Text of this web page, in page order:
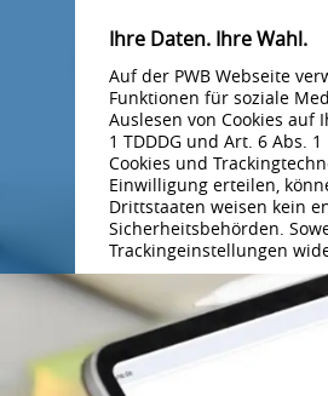
Ihre Daten. Ihre Wahl.
Auf der PWB Webseite
Funktionen für soziale
Auslesen von Cookies
1 TDDDG und Art. 6 Abs.
Cookies und
Einwilligung erteilen,
Drittstaaten weisen kein
Sicherheitsbehörden.
Trackingeinstellungen